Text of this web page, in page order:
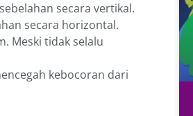
secara vertikal.
secara horizontal.
Meski tidak selalu
kebocoran dari